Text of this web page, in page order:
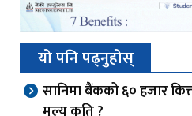
यो पनि पढ्नुहोस्
सानिमा बैंकको ६० हजार